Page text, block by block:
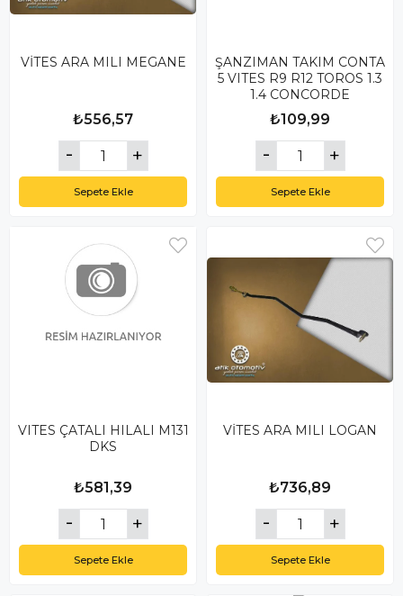
VİTES ARA MILI MEGANE
₺556,57
Sepete Ekle
ŞANZIMAN TAKIM CONTA
5 VITES R9 R12 TOROS 1.3
1.4 CONCORDE
₺109,99
Sepete Ekle
VITES ÇATALI HILALI M131
DKS
₺581,39
Sepete Ekle
VİTES ARA MILI LOGAN
₺736,89
Sepete Ekle